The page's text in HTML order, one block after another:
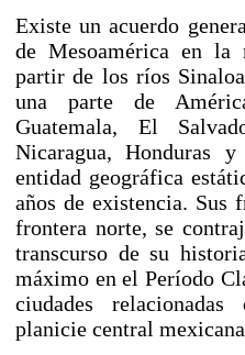
Existe un acuerdo
de Mesoamérica en
partir de los ríos
una parte de
Guatemala, El
Nicaragua,Honduras y
entidad geográfica
años de existencia. Sus
frontera norte, se
transcurso de su
máximo en el Período
ciudades
planicie central